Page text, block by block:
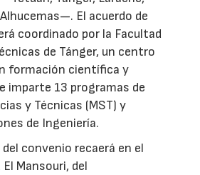
El acuerdo de
coordinado por la Facultad
de Tánger, un centro
formación científica y
imparte 13 programas de
y Técnicas (MST) y
de Ingeniería.
convenio recaerá en el
Mansouri, del